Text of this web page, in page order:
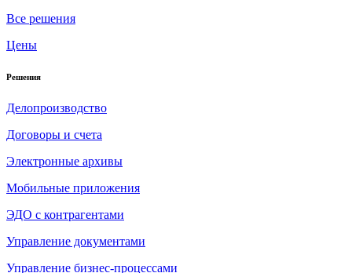
Все решения
Цены
Решения
Делопроизводство
Договоры и счета
Электронные архивы
Мобильные приложения
ЭДО с контрагентами
Управление документами
Управление бизнес-процессами